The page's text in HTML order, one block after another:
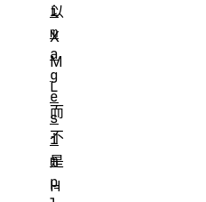
以
X
M
L
而
不
是
H
i
m
a
g
e
s
i
m
p